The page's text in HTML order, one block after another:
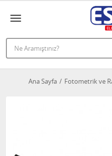
Ana Sayfa Fotometrik ve